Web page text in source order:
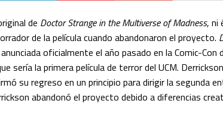
de Doctor Strange in the Multiverse of Madness, ni
de la película cuando abandonaron el proyecto.
oficialmente el año pasado en la Comic-Con
sería la primera película de terror del UCM.
su regreso en un principio para dirigir la segunda
abandonó el proyecto debido a diferencias